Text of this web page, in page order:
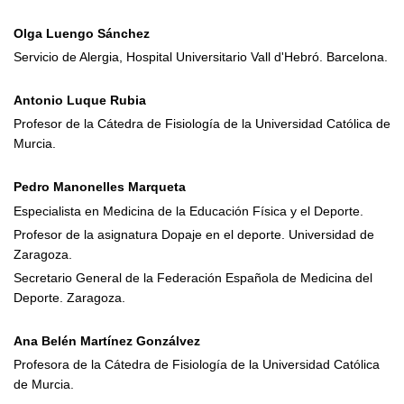
Olga Luengo Sánchez
Servicio de Alergia, Hospital Universitario Vall d'Hebró. Barcelona.
Antonio Luque Rubia
Profesor de la Cátedra de Fisiología de la Universidad Católica de
Murcia.
Pedro Manonelles Marqueta
Especialista en Medicina de la Educación Física y el Deporte.
Profesor de la asignatura Dopaje en el deporte. Universidad de
Zaragoza.
Secretario General de la Federación Española de Medicina del
Deporte. Zaragoza.
Ana Belén Martínez Gonzálvez
Profesora de la Cátedra de Fisiología de la Universidad Católica
de Murcia.